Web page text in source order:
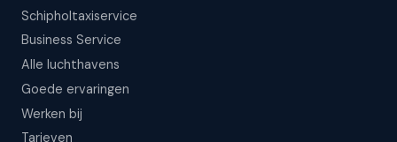
Schipholtaxiservice
Business Service
Alle luchthavens
Goede ervaringen
Werken bij
Tarieven